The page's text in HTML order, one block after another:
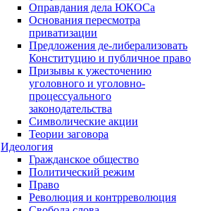
Оправдания дела ЮКОСа
Основания пересмотра
приватизации
Предложения де-либерализовать
Конституцию и публичное право
Призывы к ужесточению
уголовного и уголовно-
процессуального
законодательства
Символические акции
Теории заговора
Идеология
Гражданское общество
Политический режим
Право
Революция и контрреволюция